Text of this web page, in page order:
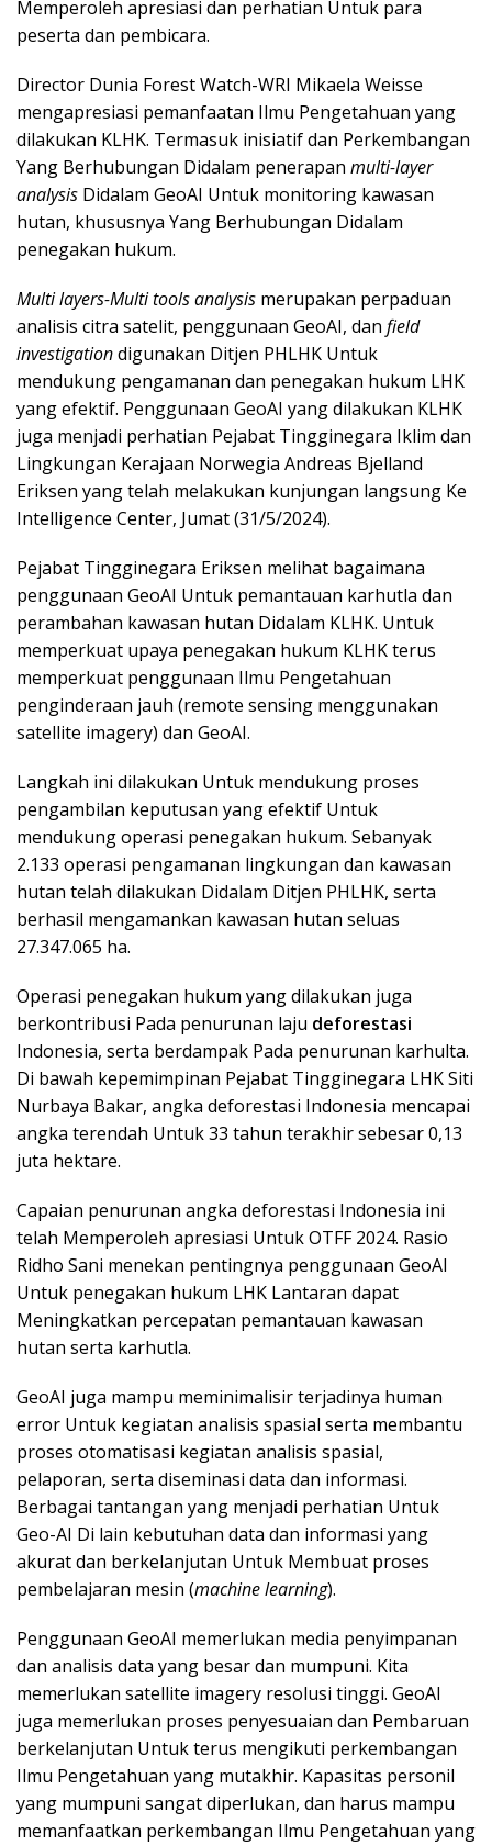
Memperoleh apresiasi dan perhatian Untuk para
peserta dan pembicara.
Director Dunia Forest Watch-WRI Mikaela Weisse
mengapresiasi pemanfaatan Ilmu Pengetahuan yang
dilakukan KLHK. Termasuk inisiatif dan Perkembangan
Yang Berhubungan Didalam penerapan multi-layer
analysis Didalam GeoAI Untuk monitoring kawasan
hutan, khususnya Yang Berhubungan Didalam
penegakan hukum.
Multi layers-Multi tools analysis merupakan perpaduan
analisis citra satelit, penggunaan GeoAI, dan field
investigationdigunakan Ditjen PHLHK Untuk
mendukung pengamanan dan penegakan hukum LHK
yang efektif. Penggunaan GeoAI yang dilakukan KLHK
juga menjadi perhatian Pejabat Tingginegara Iklim dan
Lingkungan Kerajaan Norwegia Andreas Bjelland
Eriksen yang telah melakukan kunjungan langsung Ke
Intelligence Center, Jumat (31/5/2024).
Pejabat Tingginegara Eriksen melihat bagaimana
penggunaan GeoAI Untuk pemantauan karhutla dan
perambahan kawasan hutan Didalam KLHK. Untuk
memperkuat upaya penegakan hukum KLHK terus
memperkuat penggunaan Ilmu Pengetahuan
penginderaan jauh (remote sensing menggunakan
satellite imagery) dan GeoAI.
Langkah ini dilakukan Untuk mendukung proses
pengambilan keputusan yang efektif Untuk
mendukung operasi penegakan hukum. Sebanyak
2.133 operasi pengamanan lingkungan dan kawasan
hutan telah dilakukan Didalam Ditjen PHLHK, serta
berhasil mengamankan kawasan hutan seluas
27.347.065 ha.
Operasi penegakan hukum yang dilakukan juga
berkontribusi Pada penurunan laju deforestasi
Indonesia, serta berdampak Pada penurunan karhulta.
Di bawah kepemimpinan Pejabat Tingginegara LHK Siti
Nurbaya Bakar, angka deforestasi Indonesia mencapai
angka terendah Untuk 33 tahun terakhir sebesar 0,13
juta hektare.
Capaian penurunan angka deforestasi Indonesia ini
telah Memperoleh apresiasi Untuk OTFF 2024. Rasio
Ridho Sani menekan pentingnya penggunaan GeoAI
Untuk penegakan hukum LHK Lantaran dapat
Meningkatkan percepatan pemantauan kawasan
hutan serta karhutla.
GeoAI juga mampu meminimalisir terjadinya human
error Untuk kegiatan analisis spasial serta membantu
proses otomatisasi kegiatan analisis spasial,
pelaporan, serta diseminasi data dan informasi.
Berbagai tantangan yang menjadi perhatian Untuk
Geo-AI Di lain kebutuhan data dan informasi yang
akurat dan berkelanjutan Untuk Membuat proses
pembelajaran mesin (machine learning).
Penggunaan GeoAI memerlukan media penyimpanan
dan analisis data yang besar dan mumpuni. Kita
memerlukan satellite imagery resolusi tinggi. GeoAI
juga memerlukan proses penyesuaian dan Pembaruan
berkelanjutan Untuk terus mengikuti perkembangan
Ilmu Pengetahuan yang mutakhir. Kapasitas personil
yang mumpuni sangat diperlukan, dan harus mampu
memanfaatkan perkembangan Ilmu Pengetahuan yang